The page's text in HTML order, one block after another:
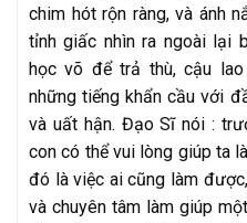
chim hót rộn ràng, và ánh
tỉnh giấc nhìn ra ngoài lại
học võ để trả thù, cậu
những tiếng khẩn cầu với
và uất hận. Đạo Sĩ nói :
con có thể vui lòng giúp ta
đó là việc ai cũng làm
và chuyên tâm làm giúp